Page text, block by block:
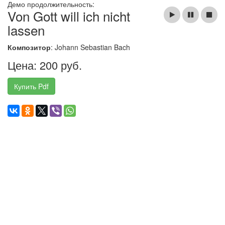
Демо продолжительность:
Von Gott will ich nicht
lassen
Композитор: Johann Sebastian Bach
Цена: 200 руб.
Купить Pdf